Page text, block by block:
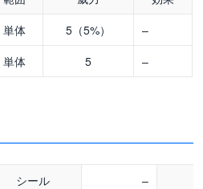
単体 5（5%）
–
単体 5 –
シール
–